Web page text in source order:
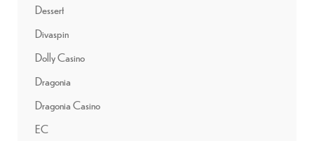
Dessert
Divaspin
Dolly Casino
Dragonia
Dragonia Casino
EC